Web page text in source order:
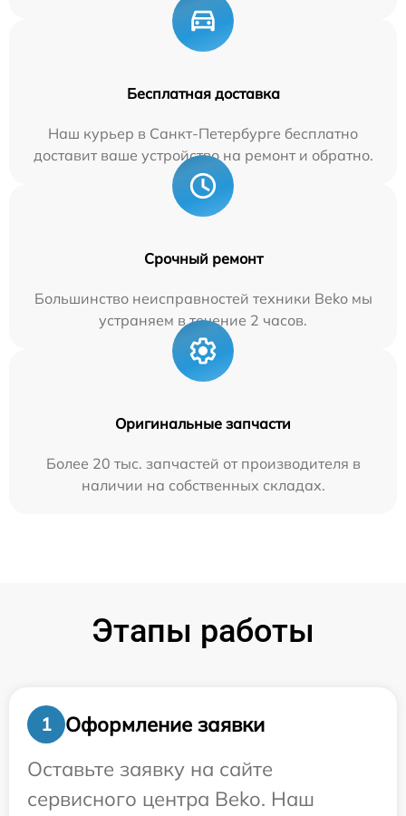
Бесплатная доставка
Наш курьер в Санкт-Петербурге бесплатно
доставит ваше устройство на ремонт и обратно.
Срочный ремонт
Большинство неисправностей техники Beko мы
устраняем в течение 2 часов.
Оригинальные запчасти
Более 20 тыс. запчастей от производителя в
наличии на собственных складах.
Этапы работы
1
Оформление заявки
Оставьте заявку на сайте
сервисного центра Beko. Наш